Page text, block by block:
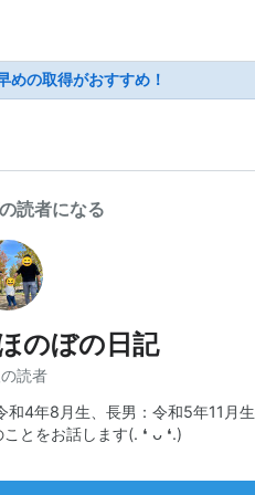
めの取得がおすすめ！
読者になる
のぼの日記
読者
4年8月生、長男：令和5年11月
とをお話します(. ❛ ᴗ ❛.)